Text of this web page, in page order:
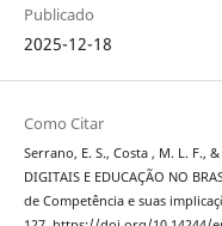
Publicado
2025-12-18
Como Citar
Serrano, E. S., Costa , M. L. F.,
DIGITAIS E EDUCAÇÃO NO
de Competência e suas